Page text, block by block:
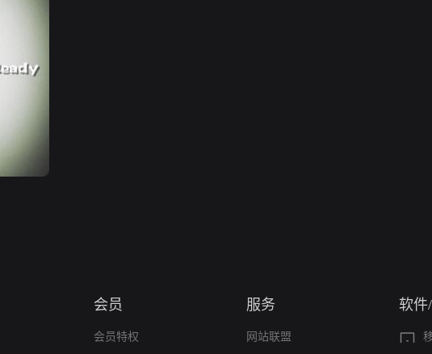
会员
会员特权
服务
网站联盟
软件